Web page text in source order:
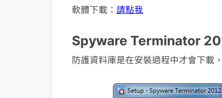
軟體下載： 請點我
Spyware Terminator
防護資料庫是在安裝過程中才會下載